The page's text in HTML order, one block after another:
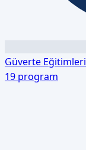
Güverte Eğitimleri
19 program